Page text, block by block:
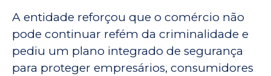
A entidade reforçou que o comércio não
pode continuar refém da criminalidade e
pediu um plano integrado de segurança
para proteger empresários, consumidores